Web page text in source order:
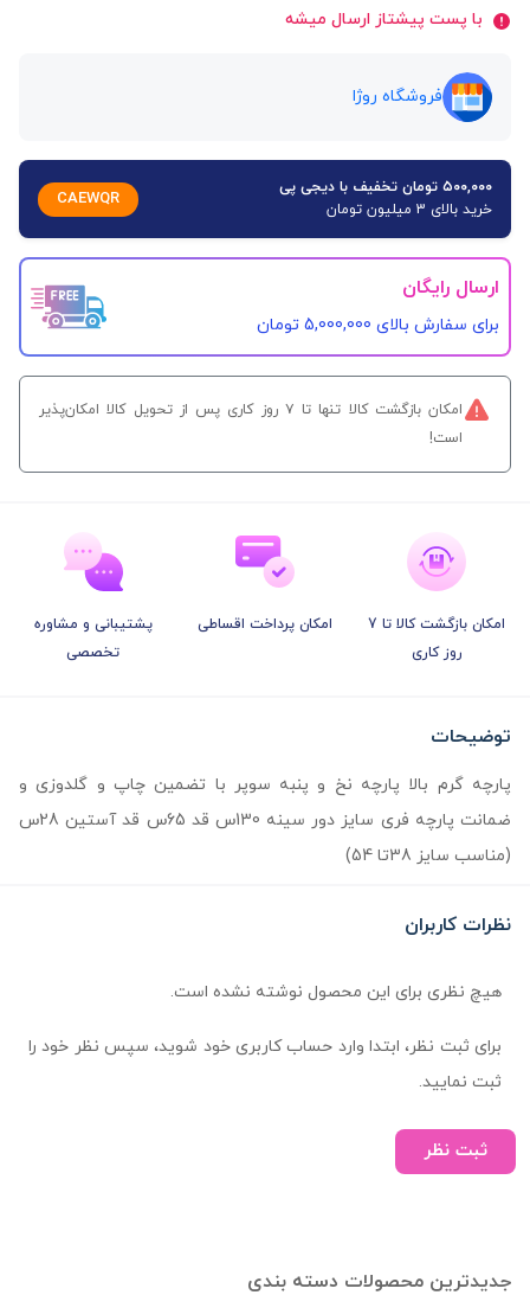
با پست پیشتاز ارسال میشه
فروشگاه روژا
۵۰۰,۰۰۰ تومان تخفیف با دیجی پی
خرید بالای 3 میلیون تومان
CAEWQR
ارسال رایگان
برای سفارش‌ بالای 5,000,000 تومان
امکان بازگشت کالا تنها تا ۷ روز کاری پس از تحویل کالا امکان‌پذیر
است!
امکان بازگشت کالا تا 7
روز کاری
امکان پرداخت اقساطی
پشتیبانی و مشاوره
تخصصی
توضیحات
پارچه گرم بالا پارچه نخ و پنبه سوپر با تضمین چاپ و گلدوزی و
ضمانت پارچه فری سایز دور سینه 130س قد 65س قد آستین 28س
(مناسب سایز 38تا 54)
نظرات کاربران
هیچ نظری برای این محصول نوشته نشده است.
برای ثبت نظر، ابتدا وارد حساب کاربری خود شوید، سپس نظر خود را
ثبت نمایید.
ثبت نظر
جدیدترین محصولات دسته بندی